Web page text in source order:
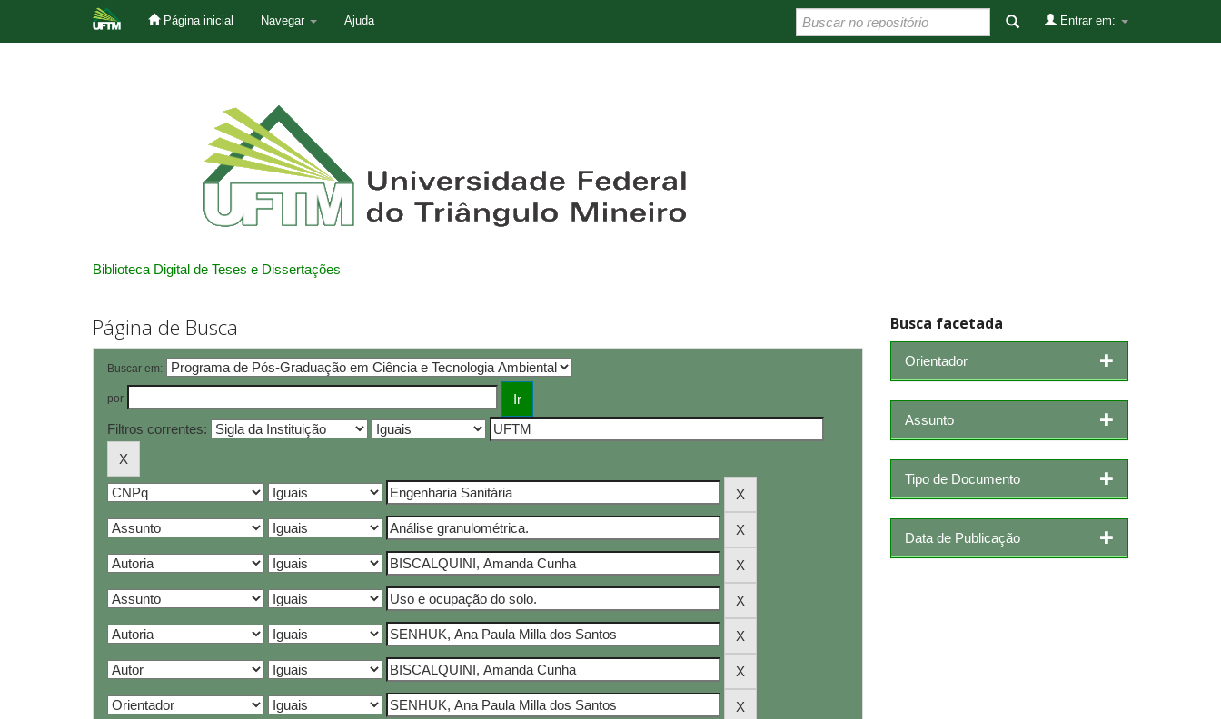
Página inicial Navegar Ajuda Entrar em:
Biblioteca Digital de Teses e Dissertações
Página de Busca
Buscar em:
por
Filtros correntes:
Busca facetada
Orientador
Assunto
Tipo de Documento
Data de Publicação